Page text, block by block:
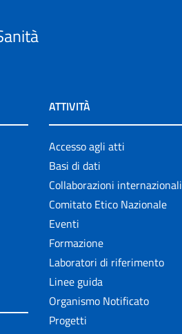
ATTIVITÀ
Accesso agli atti
Basi di dati
Collaborazioni internazionali
Comitato Etico Nazionale
Eventi
Formazione
Laboratori di riferimento
Linee guida
Organismo Notificato
Progetti